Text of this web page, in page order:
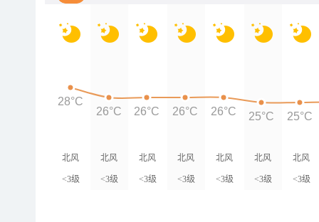
北风
<3级
北风
<3级
北风
<3级
北风
<3级
北风
<3级
北风
<3级
北风
<3级
28°C
26°C
26°C 26°C 26°C 25°C 25°C